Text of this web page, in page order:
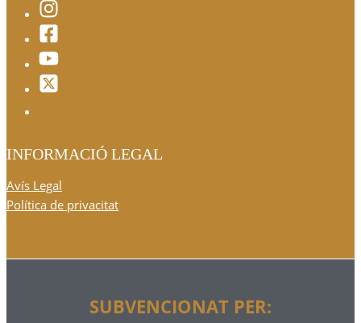
INFORMACIÓ LEGAL
Avís Legal
Política de privacitat
SUBVENCIONAT PER: